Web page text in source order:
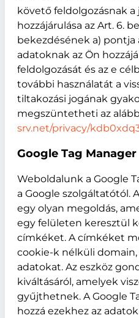
követő feldolgozásnak a
hozzájárulása az Art. 6.
bekezdésének a)
adatoknak az Ön
feldolgozását és az e
további használatát a
tiltakozási jogának
megszüntetheti az
srv.net/privacy/
Google Tag Manager
Weboldalunk a Google
a Google szolgáltatótól.
egy olyan megoldás,
egy felületen keresztül
címkéket. A címkéket
cookie-k nélküli
adatokat. Az eszköz
kiváltásáról, amelyek
gyűjthetnek. A Google
hozzá ezekhez az